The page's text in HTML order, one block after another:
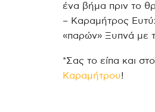
ένα βήμα πριν το
– Καραμήτρος
«παρών» Ξυπνά με
*Σας το είπα και
Καραμήτρου!